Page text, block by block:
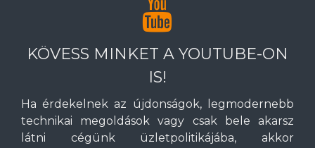
KÖVESS MINKET A YOUTUBE-ON
IS!
Ha érdekelnek az újdonságok, legmodernebb
technikai megoldások vagy csak bele akarsz
látni cégünk üzletpolitikájába, akkor